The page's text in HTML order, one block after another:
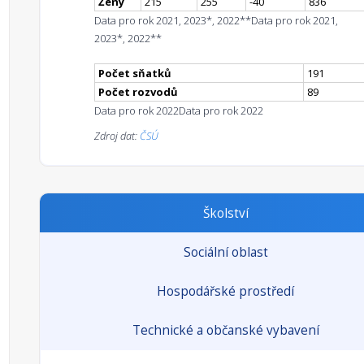
Data pro rok 2021, 2023*, 2022**Data pro rok 2021,
2023*, 2022**
Počet sňatků
191
Počet rozvodů
89
Data pro rok 2022Data pro rok 2022
Zdroj dat: ČSÚ
Školství
Sociální oblast
Hospodářské prostředí
Technické a občanské vybavení